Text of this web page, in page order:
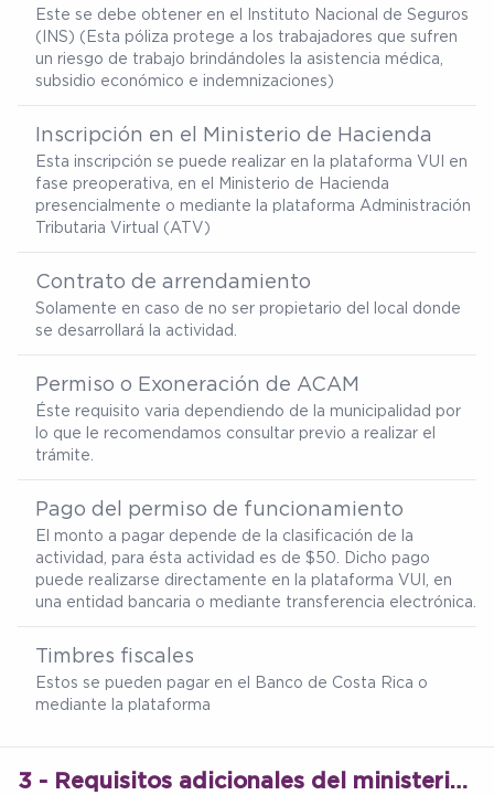
Este se debe obtener en el Instituto Nacional de Seguros
(INS) (Esta póliza protege a los trabajadores que sufren
un riesgo de trabajo brindándoles la asistencia médica,
subsidio económico e indemnizaciones)
Inscripción en el Ministerio de Hacienda
Esta inscripción se puede realizar en la plataforma VUI en
fase preoperativa, en el Ministerio de Hacienda
presencialmente o mediante la plataforma Administración
Tributaria Virtual (ATV)
Contrato de arrendamiento
Solamente en caso de no ser propietario del local donde
se desarrollará la actividad.
Permiso o Exoneración de ACAM
Éste requisito varia dependiendo de la municipalidad por
lo que le recomendamos consultar previo a realizar el
trámite.
Pago del permiso de funcionamiento
El monto a pagar depende de la clasificación de la
actividad, para ésta actividad es de $50. Dicho pago
puede realizarse directamente en la plataforma VUI, en
una entidad bancaria o mediante transferencia electrónica.
Timbres fiscales
Estos se pueden pagar en el Banco de Costa Rica o
mediante la plataforma
3 - Requisitos adicionales del ministerio de salud